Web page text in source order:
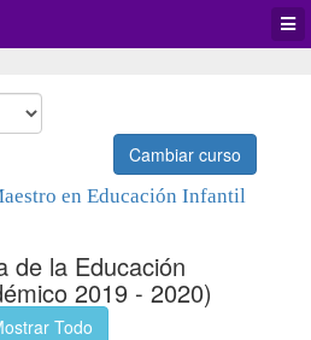
Cambiar curso
en Educación Infantil
de la Educación
2019 - 2020)
Todo